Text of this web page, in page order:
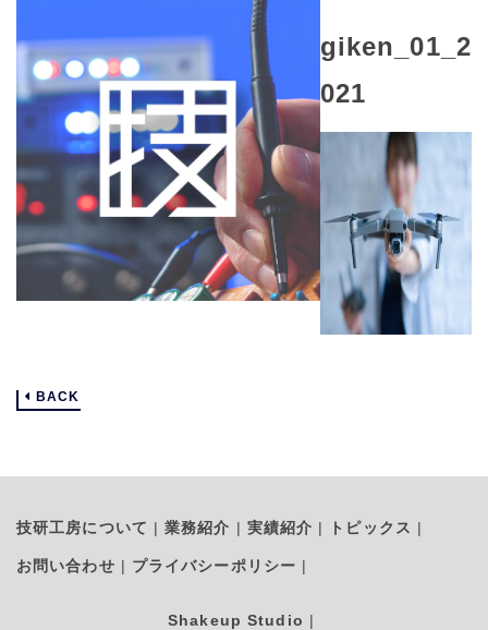
giken_01_2
021
BACK
技研工房について 業務紹介 実績紹介 トピックス
お問い合わせ プライバシーポリシー
Shakeup Studio